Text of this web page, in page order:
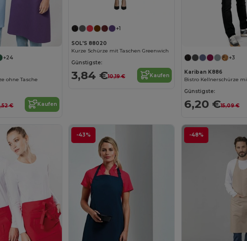
+24
ohne Tasche
€ Kaufen
+1
SOL'S 88020
Kurze Schürze mit Taschen Greenwich
Günstigste:
3,84 €10,19 € Kaufen
+3
Kariban K886
Günstigste:
6,20 €15,09 €
-43% -48%